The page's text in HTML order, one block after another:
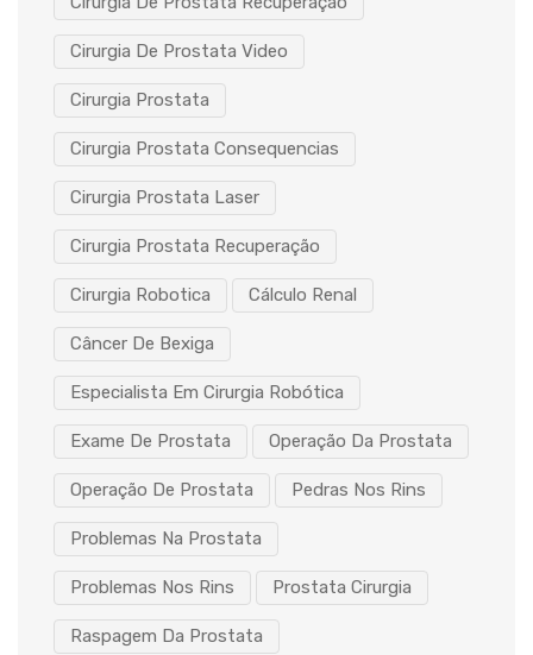
Cirurgia De Prostata Video
Cirurgia Prostata
Cirurgia Prostata Consequencias
Cirurgia Prostata Laser
Cirurgia Prostata Recuperação
Cirurgia Robotica Cálculo Renal
Câncer De Bexiga
Especialista Em Cirurgia Robótica
Exame De Prostata Operação Da Prostata
Operação De Prostata Pedras Nos Rins
Problemas Na Prostata
Problemas Nos Rins Prostata Cirurgia
Raspagem Da Prostata